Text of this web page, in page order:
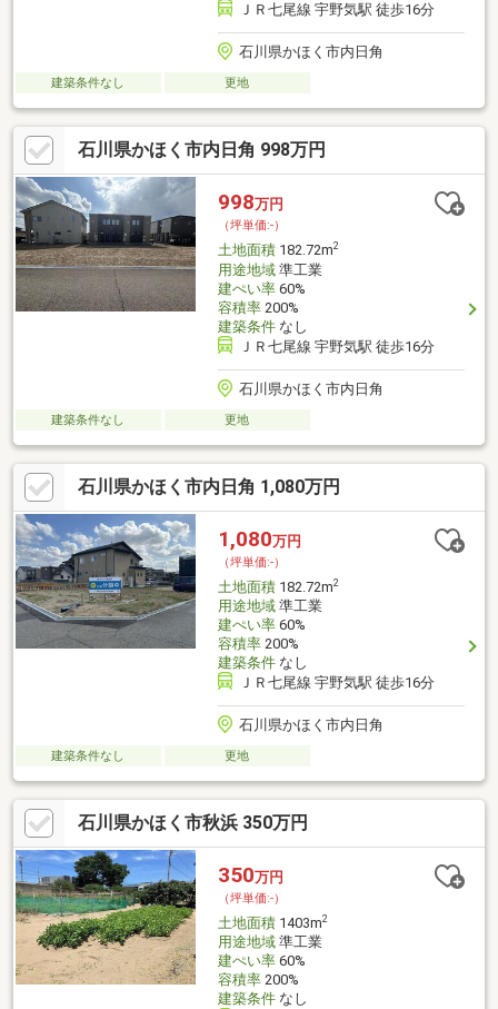
ＪＲ七尾線 宇野気駅 徒歩16分
石川県かほく市内日角
建築条件なし 更地
石川県かほく市内日角 998万円
998万円
（坪単価:-）
土地面積182.72m2
用途地域準工業
建ぺい率60%
容積率200%
建築条件なし
ＪＲ七尾線 宇野気駅 徒歩16分
石川県かほく市内日角
建築条件なし 更地
石川県かほく市内日角 1,080万円
1,080万円
（坪単価:-）
土地面積182.72m2
用途地域準工業
建ぺい率60%
容積率200%
建築条件なし
ＪＲ七尾線 宇野気駅 徒歩16分
石川県かほく市内日角
建築条件なし 更地
石川県かほく市秋浜 350万円
350万円
（坪単価:-）
土地面積1403m2
用途地域準工業
建ぺい率60%
容積率200%
建築条件なし